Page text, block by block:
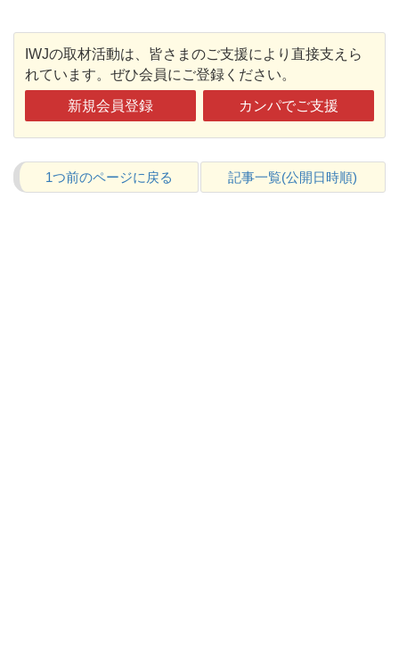
IWJの取材活動は、皆さまのご支援により直接支えら
れています。ぜひ会員にご登録ください。
新規会員登録 カンパでご支援
1つ前のページに戻る 記事一覧(公開日時順)